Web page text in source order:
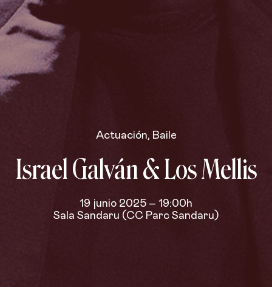
Actuación, Baile
Israel Galván & Los Mellis
19 junio 2025 – 19:00h
Sala Sandaru (CC Parc Sandaru)